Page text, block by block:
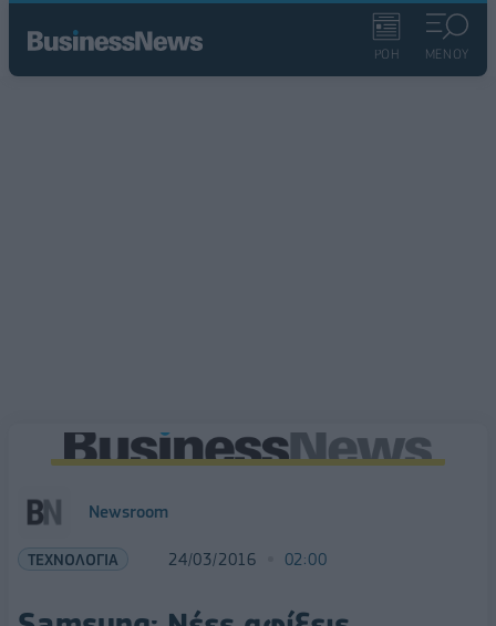
ΡΟΗ ΜΕΝΟΥ
Newsroom
ΤΕΧΝΟΛΟΓΙΑ 24/03/2016 02:00